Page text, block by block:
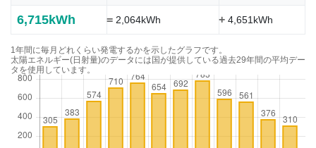
6,715kWh =2,064kWh +4,651kWh
1年間に毎月どれくらい発電するかを示したグラフです。
太陽エネルギー(日射量)のデータには国が提供している過去29年間の平均デー
タを使用しています。